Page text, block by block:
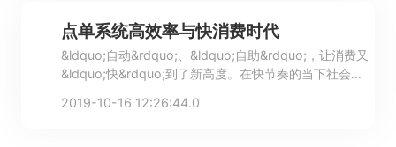
点单系统高效率与快消费时代
&ldquo;自动&rdquo;、&ldquo;自助&rdquo;，让消费又
&ldquo;快&rdquo;到了新高度。在快节奏的当下社会
不仅仅有拥有便捷体验流程的&ldquo;快消费&rdquo;，
2019-10-16 12:26:44.0